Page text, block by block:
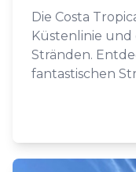
Die Costa
Küstenlinie und
Stränden.
fantastischen